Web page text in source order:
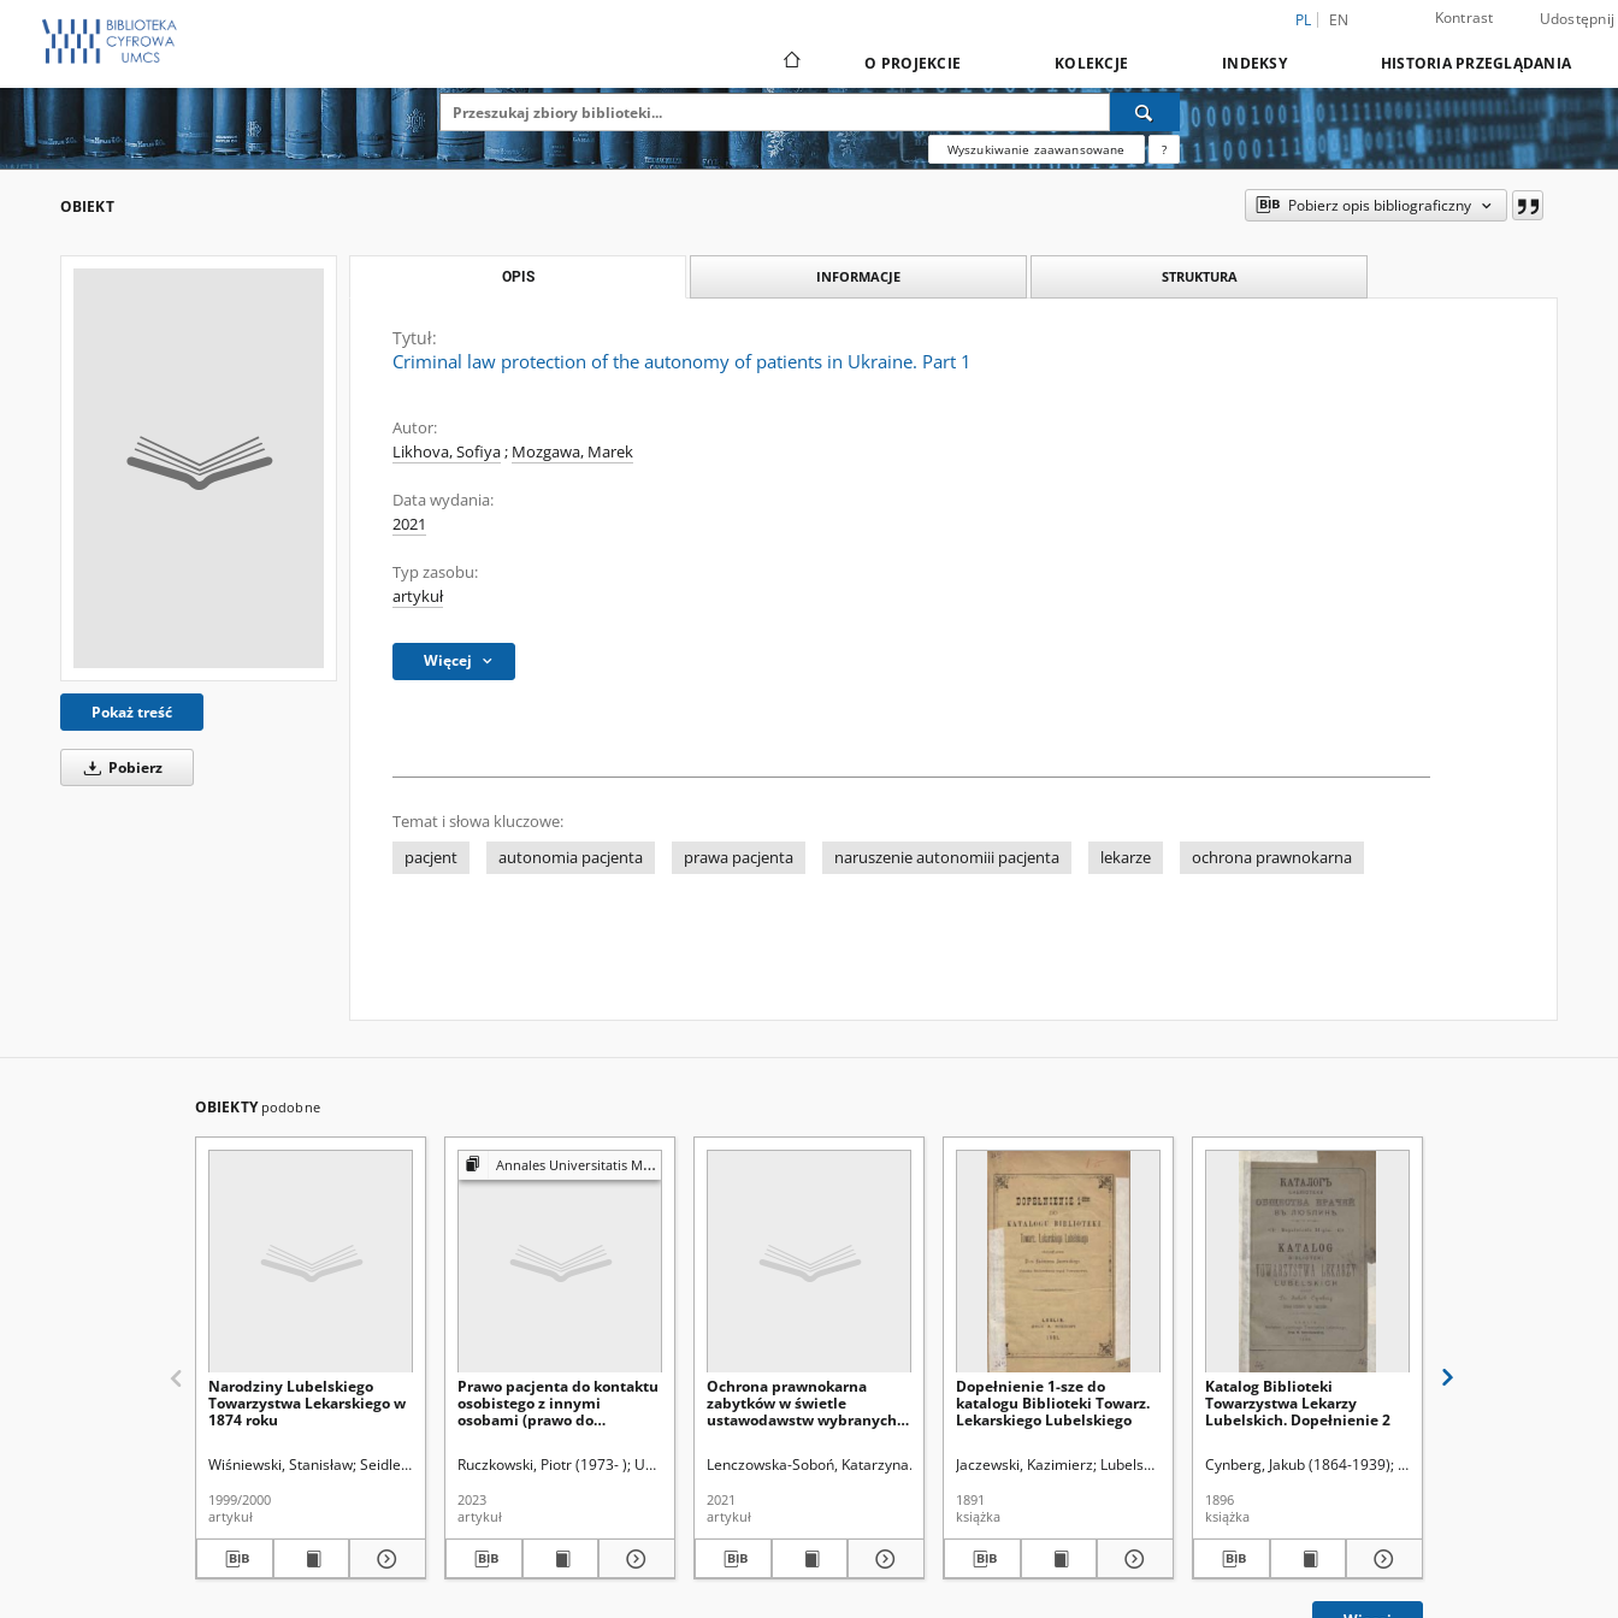
PL EN Kontrast Udostępnij
O PROJEKCIE KOLEKCJE INDEKSY HISTORIA PRZEGLĄDANIA
Wyszukiwanie zaawansowane ?
OBIEKT Pobierz opis bibliograficzny
Pokaż treść
Pobierz
OPIS INFORMACJE STRUKTURA
Tytuł:
Criminal law protection of the autonomy of patients in Ukraine. Part 1
Autor:
Likhova, Sofiya; Mozgawa, Marek
Data wydania:
2021
Typ zasobu:
artykuł
Więcej
Temat i słowa kluczowe:
pacjent
autonomia pacjenta prawa pacjenta naruszenie autonomiii pacjenta lekarze ochrona prawnokarna
OBIEKTY podobne
Narodziny Lubelskiego
Towarzystwa Lekarskiego w
1874 roku
Wiśniewski, Stanisław Seidler, Grzegorz Leopold (1913-1924). Red. Uniwersytet Marii Curie-Skłodowskiej (Lublin)
1999/2000
artykuł
Annales Universitatis Mariae Curie-Skłodowska. Sectio G, Ius
Prawo pacjenta do kontaktu
osobistego z innymi
osobami (prawo do
Ruczkowski, Piotr (1973- ) Uniwersytet Marii Curie-Skłodowskiej (Lublin). Wydział Prawa i Administracji Łuszczyńska, Małgorzata. Redaktor naczelna sekcji
2023
artykuł
Ochrona prawnokarna
zabytków w świetle
ustawodawstw wybranych
Lenczowska-Soboń, Katarzyna Łuszczyńska, Małgorzata. Redaktor
2021
artykuł
Dopełnienie 1-sze do
katalogu Biblioteki Towarz.
Lekarskiego Lubelskiego
Jaczewski, Kazimierz Lubelskie Towarzystwo Lekarskie
1891
książka
Katalog Biblioteki
Towarzystwa Lekarzy
Lubelskich. Dopełnienie 2
Cynberg, Jakub (1864-1939) Lubelskie Towarzystwo Lekarskie
1896
książka